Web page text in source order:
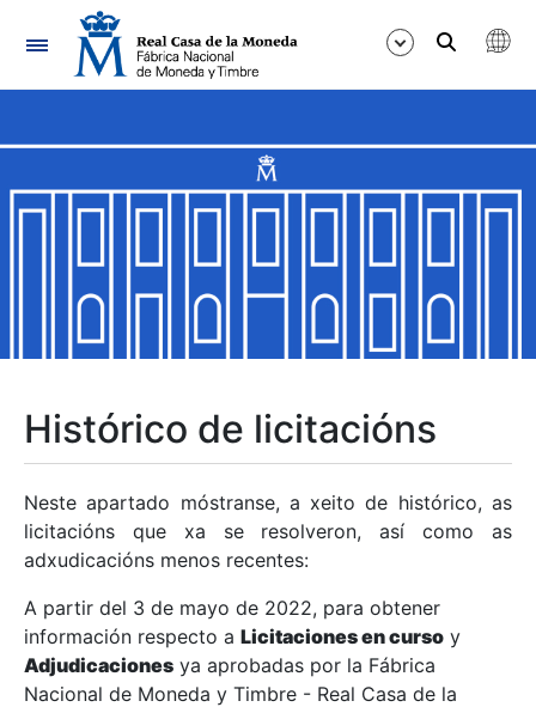
Navegación
Mostrar/Ocultar
Mostrar/Ocultar
Mostrar/Ocultar
Mostrar/Ocultar
Mostrar/Ocultar
Mostrar/Ocultar
Histórico de licitacións
Neste apartado móstranse, a xeito de histórico, as
licitacións que xa se resolveron, así como as
adxudicacións menos recentes:
A partir del 3 de mayo de 2022, para obtener
información respecto a Licitaciones en curso y
Adjudicaciones ya aprobadas por la Fábrica
Nacional de Moneda y Timbre - Real Casa de la